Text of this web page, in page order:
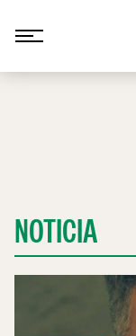
NOTICIA